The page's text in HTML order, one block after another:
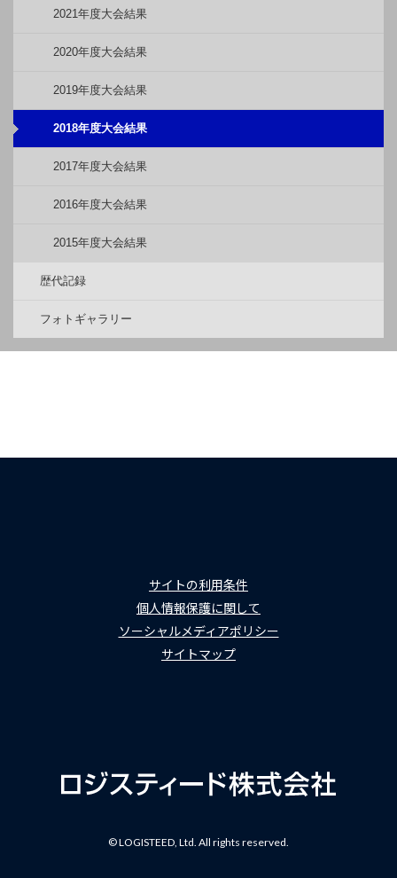
2021年度大会結果
2020年度大会結果
2019年度大会結果
2018年度大会結果
2017年度大会結果
2016年度大会結果
2015年度大会結果
歴代記録
フォトギャラリー
サイトの利用条件
個人情報保護に関して
ソーシャルメディアポリシー
サイトマップ
© LOGISTEED, Ltd. All rights reserved.